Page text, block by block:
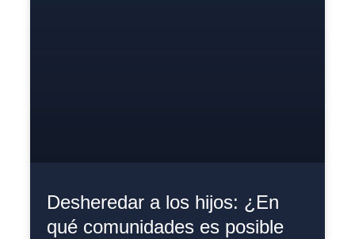
Desheredar a los hijos: ¿En
qué comunidades es posible